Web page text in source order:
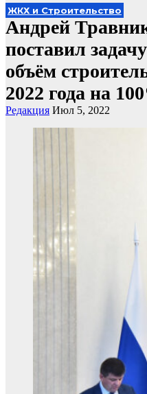
ЖКХ и Строительство
Андрей
поставил
объём
2022 года на
Редакция Июл 5, 2022